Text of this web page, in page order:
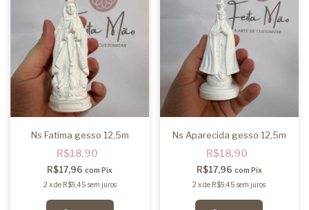
Ns Fatima gesso 12,5m
R$18,90
R$17,96com Pix
2 xde R$9,45 sem juros
Ns Aparecida gesso 12,5m
R$18,90
R$17,96 com Pix
2 xde R$9,45 sem juros